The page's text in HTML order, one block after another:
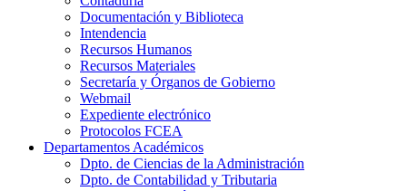
Documentación y Biblioteca
Intendencia
Recursos Humanos
Recursos Materiales
Secretaría y Órganos de Gobierno
Webmail
Expediente electrónico
Protocolos FCEA
Departamentos Académicos
Dpto. de Ciencias de la Administración
Dpto. de Contabilidad y Tributaria